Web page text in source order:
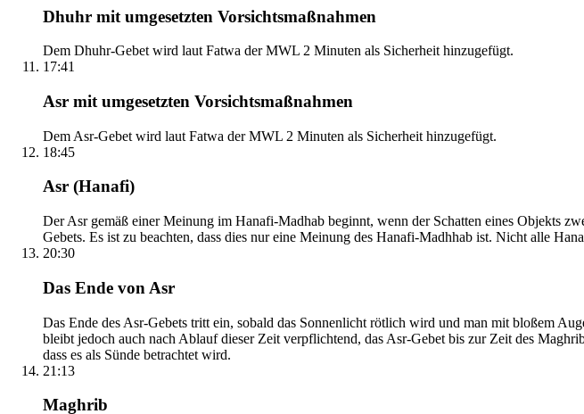
Dhuhr mit umgesetzten Vorsichtsmaßnahmen
Dem Dhuhr-Gebet wird laut Fatwa der MWL 2 Minuten als Sicherheit hinzugefügt.
17:41
Asr mit umgesetzten Vorsichtsmaßnahmen
Dem Asr-Gebet wird laut Fatwa der MWL 2 Minuten als Sicherheit hinzugefügt.
18:45
Asr (Hanafi)
Der Asr gemäß einer Meinung im Hanafi-Madhab beginnt, wenn der Schatten eines Objekts
Gebets. Es ist zu beachten, dass dies nur eine Meinung des Hanafi-Madhhab ist. Nicht alle
20:30
Das Ende von Asr
Das Ende des Asr-Gebets tritt ein, sobald das Sonnenlicht rötlich wird und man mit bloßem
bleibt jedoch auch nach Ablauf dieser Zeit verpflichtend, das Asr-Gebet bis zur Zeit des
dass es als Sünde betrachtet wird.
21:13
Maghrib